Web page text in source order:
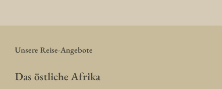
Unsere Reise-Angebote
Das östliche Afrika